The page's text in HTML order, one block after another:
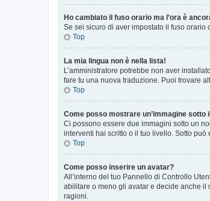
Ho cambiato il fuso orario ma l’ora è
Se sei sicuro di aver impostato il fuso orario
Top
La mia lingua non è nella lista!
L’amministratore potrebbe non aver
fare tu una nuova traduzione. Puoi trovare
Top
Come posso mostrare un’immagine sotto
Ci possono essere due immagini sotto un
interventi hai scritto o il tuo livello. Sotto
Top
Come posso inserire un avatar?
All’interno del tuo Pannello di Controllo
abilitare o meno gli avatar e decide anche il
ragioni.